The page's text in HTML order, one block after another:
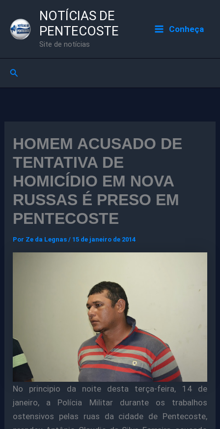
para
NOTÍCIAS DE
PENTECOSTE
Site de notícias
Conheça
Pesquisar
HOMEM ACUSADO DE
TENTATIVA DE
HOMICÍDIO EM NOVA
RUSSAS É PRESO EM
PENTECOSTE
Por Ze da Legnas/ 15 de janeiro de 2014
No principio da noite desta terça-feira, 14 de
janeiro, a Polícia Militar durante os trabalhos
ostensivos pelas ruas da cidade de Pentecoste,